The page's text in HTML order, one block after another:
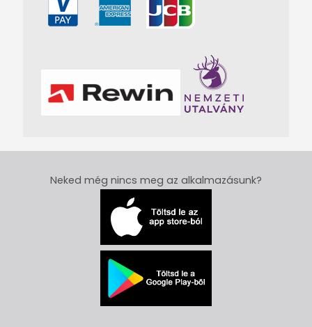
Neked még nincs meg az alkalmazásunk?